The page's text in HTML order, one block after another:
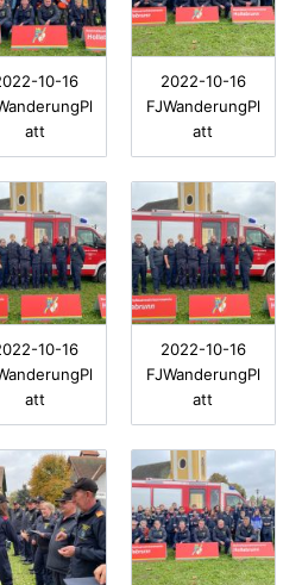
10-16
att
2022-10-16
FJWanderungPl
att
10-16
att
2022-10-16
FJWanderungPl
att